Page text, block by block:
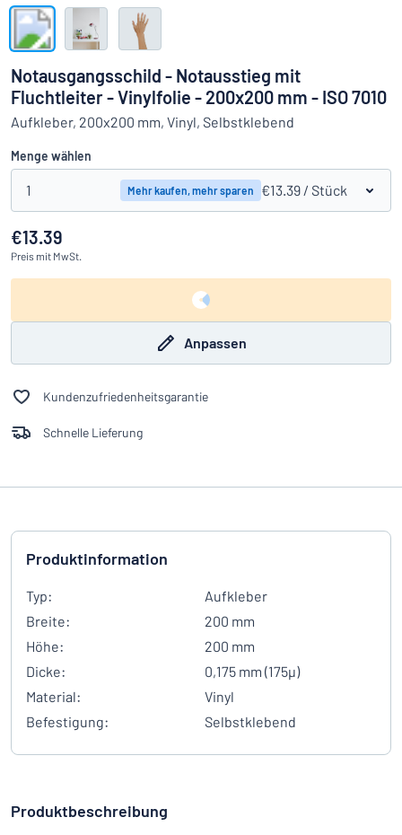
Das Gesuchte nicht gefunden? Schild hier entwerfen
Alle Kategorien anzeigen
Einloggen
Notausgangsschild - Notausstieg mit
Fluchtleiter - Vinylfolie - 200x200 mm - ISO 7010
Aufkleber, 200x200 mm, Vinyl, Selbstklebend
Menge wählen
1 Mehr kaufen, mehr sparen €13.39 / Stück
€13.39
Preis mit MwSt.
Anpassen
Kundenzufriedenheitsgarantie
Schnelle Lieferung
Produktinformation
Typ:
Aufkleber
Breite:
200 mm
Höhe:
200 mm
Dicke:
0,175 mm (175µ)
Material:
Vinyl
Befestigung:
Selbstklebend
Produktbeschreibung